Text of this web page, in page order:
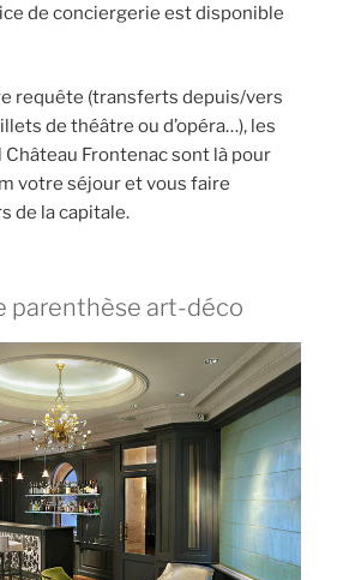
de conciergerie est disponible
requête (transferts depuis/vers
de théâtre ou d’opéra…), les
Château Frontenac sont là pour
votre séjour et vous faire
de la capitale.
parenthèse art-déco